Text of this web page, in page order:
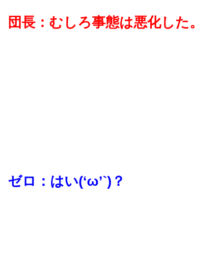
団長：むしろ事態は悪化した。
ゼロ：はい(‘ω’`)？